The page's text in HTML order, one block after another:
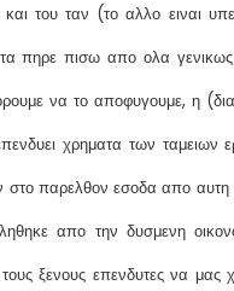
του ταν (το αλλο ειναι
πηρε πισω απο ολα
να το αποφυγουμε, η
χρηματα των ταμειων
παρελθον εσοδα απο
απο την δυσμενη
ξενους επενδυτες να